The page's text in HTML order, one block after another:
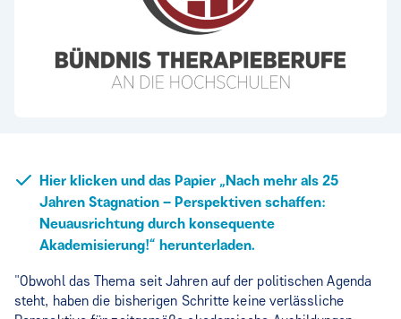
Hier klicken und das Papier „Nach mehr als 25
Jahren Stagnation – Perspektiven schaffen:
Neuausrichtung durch konsequente
Akademisierung!“ herunterladen.
"Obwohl das Thema seit Jahren auf der politischen Agenda
steht, haben die bisherigen Schritte keine verlässliche